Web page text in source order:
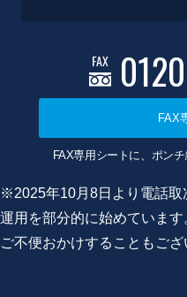
FAX
FAX
FAX専用シートに、ポン
※2025年10月8日より電話取
運用を部分的に始めています
ご不便おかけすることもご